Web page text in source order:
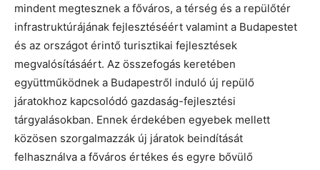
mindent megtesznek a főváros, a térség és a repülőtér
infrastruktúrájának fejlesztéséért valamint a Budapestet
és az országot érintő turisztikai fejlesztések
megvalósításáért. Az összefogás keretében
együttműködnek a Budapestről induló új repülő
járatokhoz kapcsolódó gazdaság-fejlesztési
tárgyalásokban. Ennek érdekében egyebek mellett
közösen szorgalmazzák új járatok beindítását
felhasználva a főváros értékes és egyre bővülő